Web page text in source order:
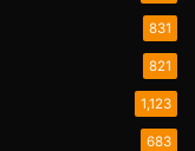
831
821
1,123
683